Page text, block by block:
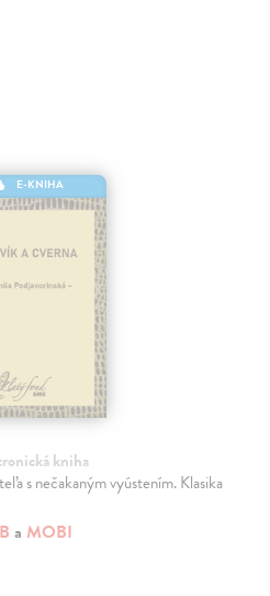
E-KNIHA
kniha
s nečakaným vyústením. Klasika
a MOBI